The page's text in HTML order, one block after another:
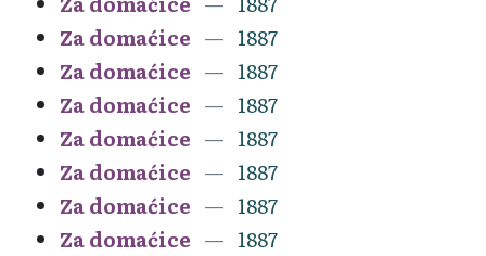
Za domaćice
1887
Za domaćice
1887
Za domaćice
1887
Za domaćice
1887
Za domaćice
1887
Za domaćice
1887
Za domaćice
1887